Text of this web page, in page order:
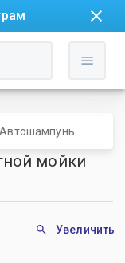
мойки
Увеличить